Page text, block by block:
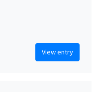
View entry